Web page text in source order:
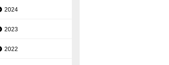
2024
2023
2022